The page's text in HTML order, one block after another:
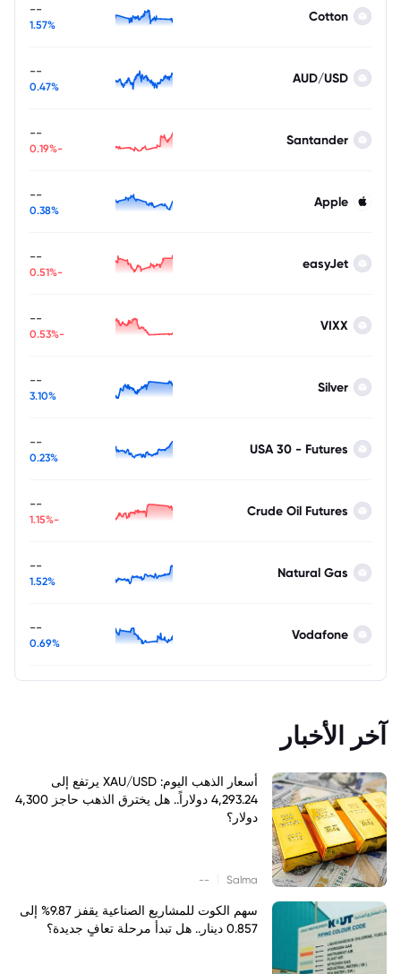
Cotton
--
1.57%
AUD/USD
--
0.47%
Santander
--
-0.19%
Apple
--
0.38%
easyJet
--
-0.51%
VIXX
--
-0.53%
Silver
--
3.10%
USA 30 - Futures
--
0.23%
Crude Oil Futures
--
-1.15%
Natural Gas
--
1.52%
Vodafone
--
0.69%
آخر الأخبار
أسعار الذهب اليوم: XAU/USD يرتفع إلى
4,293.24 دولاراً.. هل يخترق الذهب حاجز 4,300
دولار؟
Salma
--
سهم الكوت للمشاريع الصناعية يقفز 9.87% إلى
0.857 دينار.. هل تبدأ مرحلة تعافٍ جديدة؟